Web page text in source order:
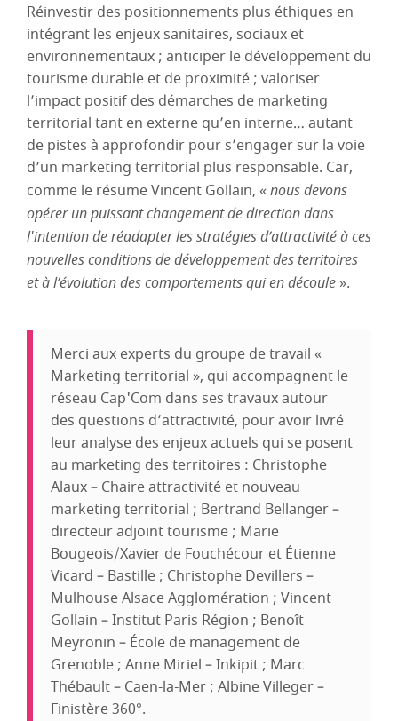
Réinvestir des positionnements plus éthiques en
intégrant les enjeux sanitaires, sociaux et
environnementaux ; anticiper le développement du
tourisme durable et de proximité ; valoriser
l’impact positif des démarches de marketing
territorial tant en externe qu’en interne… autant
de pistes à approfondir pour s’engager sur la voie
d’un marketing territorial plus responsable. Car,
comme le résume Vincent Gollain, «nous devons
opérer un puissant changement de direction dans
l'intention de réadapter les stratégies d’attractivité à ces
nouvelles conditions de développement des territoires
et à l’évolution des comportements qui en découle ».
Merci aux experts du groupe de travail «
Marketing territorial », qui accompagnent le
réseau Cap'Com dans ses travaux autour
des questions d’attractivité, pour avoir livré
leur analyse des enjeux actuels qui se posent
au marketing des territoires : Christophe
Alaux – Chaire attractivité et nouveau
marketing territorial ; Bertrand Bellanger –
directeur adjoint tourisme ; Marie
Bougeois/Xavier de Fouchécour et Étienne
Vicard – Bastille ; Christophe Devillers –
Mulhouse Alsace Agglomération ; Vincent
Gollain – Institut Paris Région ; Benoît
Meyronin – École de management de
Grenoble ; Anne Miriel – Inkipit ; Marc
Thébault – Caen-la-Mer ; Albine Villeger –
Finistère 360°.